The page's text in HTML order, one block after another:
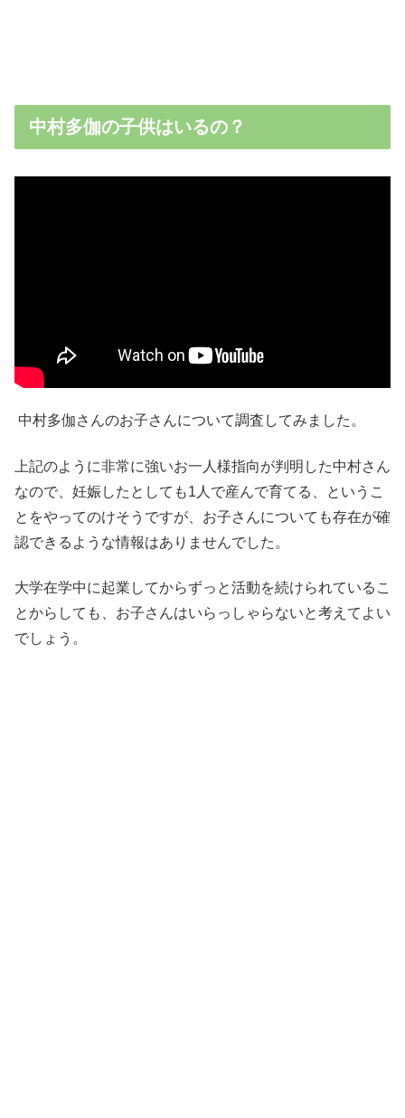
中村多伽の子供はいるの？
中村多伽さんのお子さんについて調査してみました。
上記のように非常に強いお一人様指向が判明した中村さん
なので、妊娠したとしても1人で産んで育てる、というこ
とをやってのけそうですが、お子さんについても存在が確
認できるような情報はありませんでした。
大学在学中に起業してからずっと活動を続けられているこ
とからしても、お子さんはいらっしゃらないと考えてよい
でしょう。